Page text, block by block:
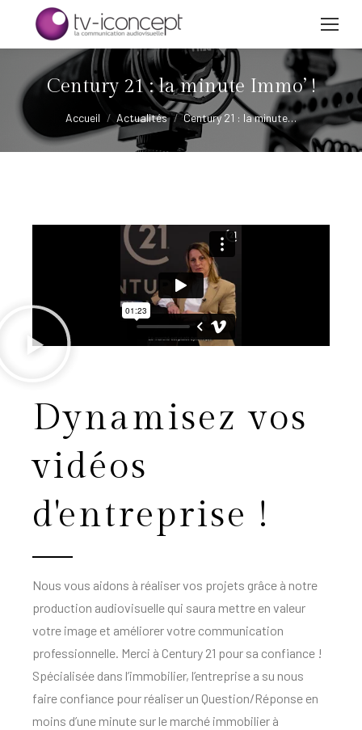
Century 21 : la minute Immo’ !
Vous êtes ici :
Accueil Actualités Century 21 : la minute…
Dynamisez vos
vidéos
d'entreprise !
Nous vous aidons à réaliser vos projets grâce à notre
production audiovisuelle qui saura mettre en valeur
votre image et améliorer votre communication
professionnelle. Merci à Century 21 pour sa confiance !
Spécialisée dans l’immobilier, l’entreprise a su nous
faire confiance pour réaliser un Question/Réponse en
moins d’une minute sur le marché immobilier à